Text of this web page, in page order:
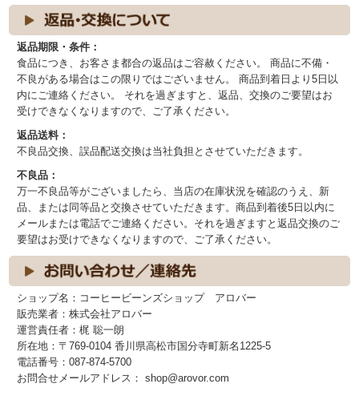
返品期限・条件：
食品につき、お客さま都合の返品はご容赦ください。 商品に不備・
不良がある場合はこの限りではございません。 商品到着日より5日以
内にご連絡ください。 それを過ぎますと、返品、交換のご要望はお
受けできなくなりますので、ご了承ください。
返品送料：
不良品交換、誤品配送交換は当社負担とさせていただきます。
不良品：
万一不良品等がございましたら、当店の在庫状況を確認のうえ、新
品、または同等品と交換させていただきます。商品到着後5日以内に
メールまたは電話でご連絡ください。それを過ぎますと返品交換のご
要望はお受けできなくなりますので、ご了承ください。
ショップ名：コーヒービーンズショップ アロバー
販売業者：株式会社アロバー
運営責任者：梶 聡一朗
所在地：〒769-0104 香川県高松市国分寺町新名1225-5
電話番号：087-874-5700
お問合せメールアドレス： shop@arovor.com